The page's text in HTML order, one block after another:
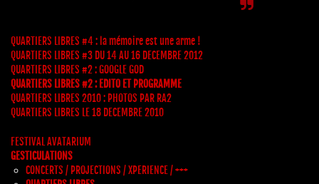
QUARTIERS LIBRES #4 : la mémoire est une arme !
QUARTIERS LIBRES #3 DU 14 AU 16 DECEMBRE 2012
QUARTIERS LIBRES #2 : GOOGLE GOD
QUARTIERS LIBRES #2 : EDITO ET PROGRAMME
QUARTIERS LIBRES 2010 : PHOTOS PAR RA2
QUARTIERS LIBRES LE 18 DECEMBRE 2010
FESTIVAL AVATARIUM
GESTICULATIONS
CONCERTS / PROJECTIONS / XPERIENCE / +++